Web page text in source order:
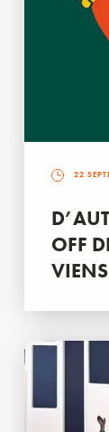
22
OFF